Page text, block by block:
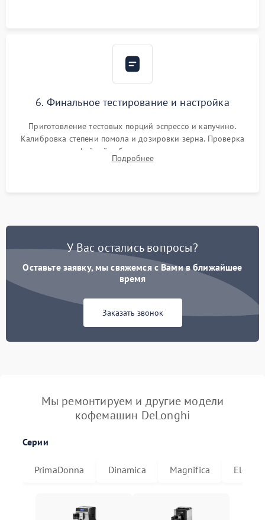
6. Финальное тестирование и настройка
Приготовление тестовых порций эспрессо и капучино.
Калибровка степени помола и дозировки зерна. Проверка
плотности кофейной таблетки, температуры напитка и
качества молочной пены. Контроль отсутствия посторонних
Подробнее
У Вас остались вопросы?
Оставьте заявку, мы свяжемся с Вами в ближайшее
время
Заказать звонок
Мы ремонтируем и другие модели
кофемашин DeLonghi
Серии
PrimaDonna Dinamica Magnifica Eletta